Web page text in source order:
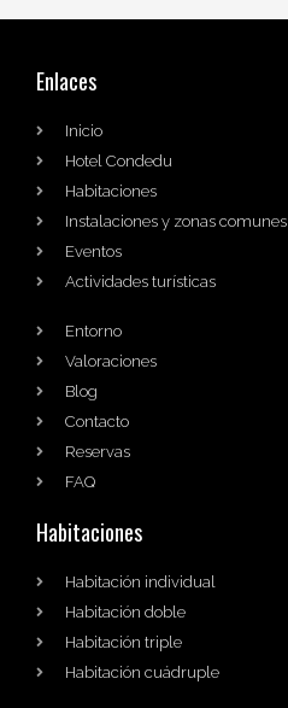
Enlaces
Inicio
Hotel Condedu
Habitaciones
Instalaciones y zonas comunes
Eventos
Actividades turísticas
Entorno
Valoraciones
Blog
Contacto
Reservas
FAQ
Habitaciones
Habitación individual
Habitación doble
Habitación triple
Habitación cuádruple